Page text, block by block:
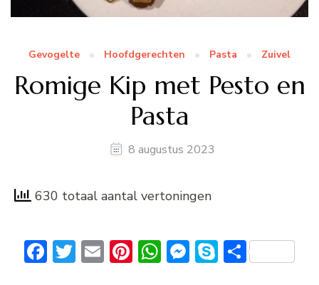
Gevogelte Hoofdgerechten Pasta Zuivel
Romige Kip met Pesto en
Pasta
8 augustus 2023
630 totaal aantal vertoningen
Facebook
Twitter
EmailPinterest
WhatsApp
Messenger
Skype
Delen